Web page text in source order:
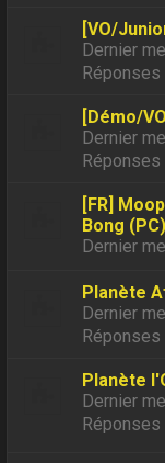
[VO/
Dernier
[Démo/
Dernier
[FR]
Bong (PC)
Dernier
Planète
Dernier
Planète
Dernier
Réponses